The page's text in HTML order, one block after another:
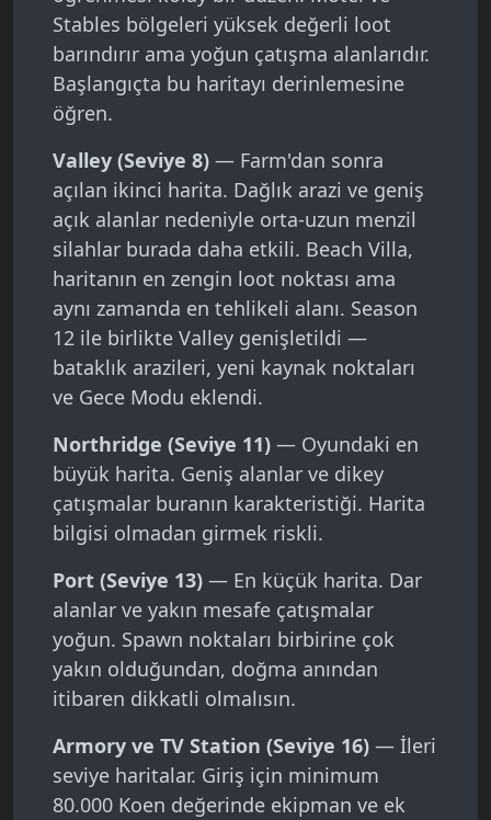
Stables bölgeleri yüksek değerli loot
barındırır ama yoğun çatışma alanlarıdır.
Başlangıçta bu haritayı derinlemesine
öğren.
Valley (Seviye 8) — Farm'dan sonra
açılan ikinci harita. Dağlık arazi ve geniş
açık alanlar nedeniyle orta-uzun menzil
silahlar burada daha etkili. Beach Villa,
haritanın en zengin loot noktası ama
aynı zamanda en tehlikeli alanı. Season
12 ile birlikte Valley genişletildi —
bataklık arazileri, yeni kaynak noktaları
ve Gece Modu eklendi.
Northridge (Seviye 11) — Oyundaki en
büyük harita. Geniş alanlar ve dikey
çatışmalar buranın karakteristiği. Harita
bilgisi olmadan girmek riskli.
Port (Seviye 13) — En küçük harita. Dar
alanlar ve yakın mesafe çatışmalar
yoğun. Spawn noktaları birbirine çok
yakın olduğundan, doğma anından
itibaren dikkatli olmalısın.
Armory ve TV Station (Seviye 16) — İleri
seviye haritalar. Giriş için minimum
80.000 Koen değerinde ekipman ve ek